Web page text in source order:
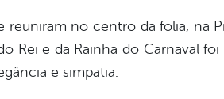
reuniram no centro da folia, na
Rei e da Rainha do Carnaval
e simpatia.